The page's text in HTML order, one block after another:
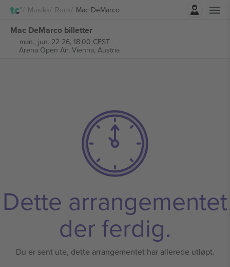
Musikk Rock Mac DeMarco
Mac DeMarco billetter
man., jun. 22 26, 18:00 CEST
Arena Open Air, Vienna, Austria
Dette arrangementet
der ferdig.
Du er sent ute, dette arrangementet har allerede utløpt.